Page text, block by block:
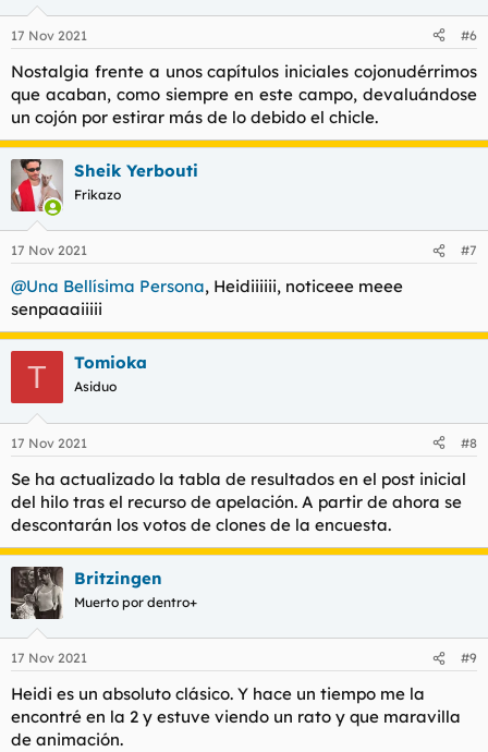
17 Nov 2021 #6
Nostalgia frente a unos capítulos iniciales cojonudérrimos
que acaban, como siempre en este campo, devaluándose
un cojón por estirar más de lo debido el chicle.​
Sheik Yerbouti
Frikazo
17 Nov 2021 #7
@Una Bellísima Persona, Heidiiiiii, noticeee meee
senpaaaiiiii
T Tomioka
Asiduo
17 Nov 2021 #8
Se ha actualizado la tabla de resultados en el post inicial
del hilo tras el recurso de apelación. A partir de ahora se
descontarán los votos de clones de la encuesta.
Britzingen
Muerto por dentro+
17 Nov 2021 #9
Heidi es un absoluto clásico. Y hace un tiempo me la
encontré en la 2 y estuve viendo un rato y que maravilla
de animación.